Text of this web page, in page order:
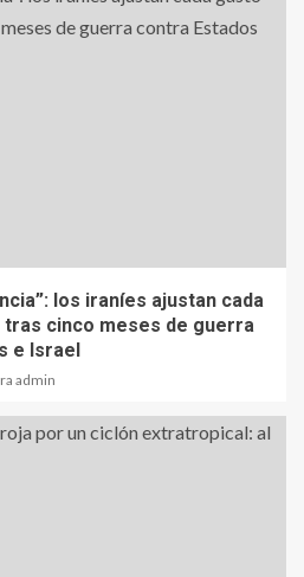
los iraníes ajustan cada
cinco meses de guerra
e Israel
admin